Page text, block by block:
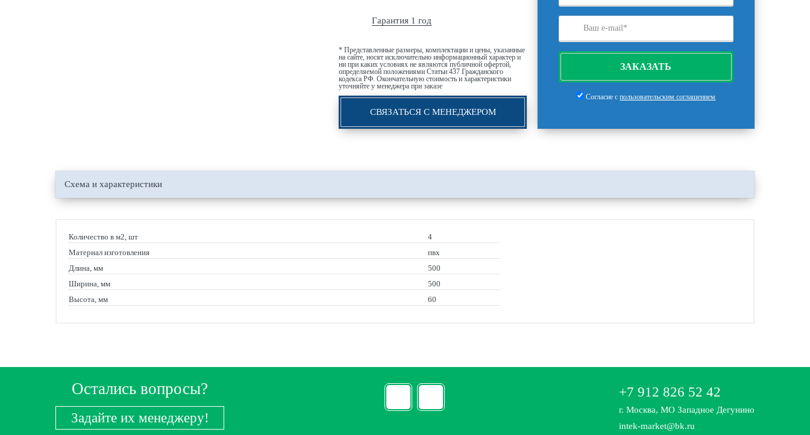
Гарантия 1 год
* Представленные размеры, комплектации и цены, указанные
на сайте, носят исключительно информационный характер и
ни при каких условиях не являются публичной офертой,
определяемой положениями Статьи 437 Гражданского
кодекса РФ. Окончательную стоимость и характеристики
уточняйте у менеджера при заказе
СВЯЗАТЬСЯ С МЕНЕДЖЕРОМ
ЗАКАЗАТЬ
Согласие спользовательским соглашением
Схема и характеристики
Количество в м2, шт
4
Материал изготовления
пвх
Длина, мм
500
Ширина, мм
500
Высота, мм
60
Остались вопросы?
Задайте их менеджеру!
+7 912 826 52 42
г. Москва, МО Западное Дегунино
intek-market@bk.ru